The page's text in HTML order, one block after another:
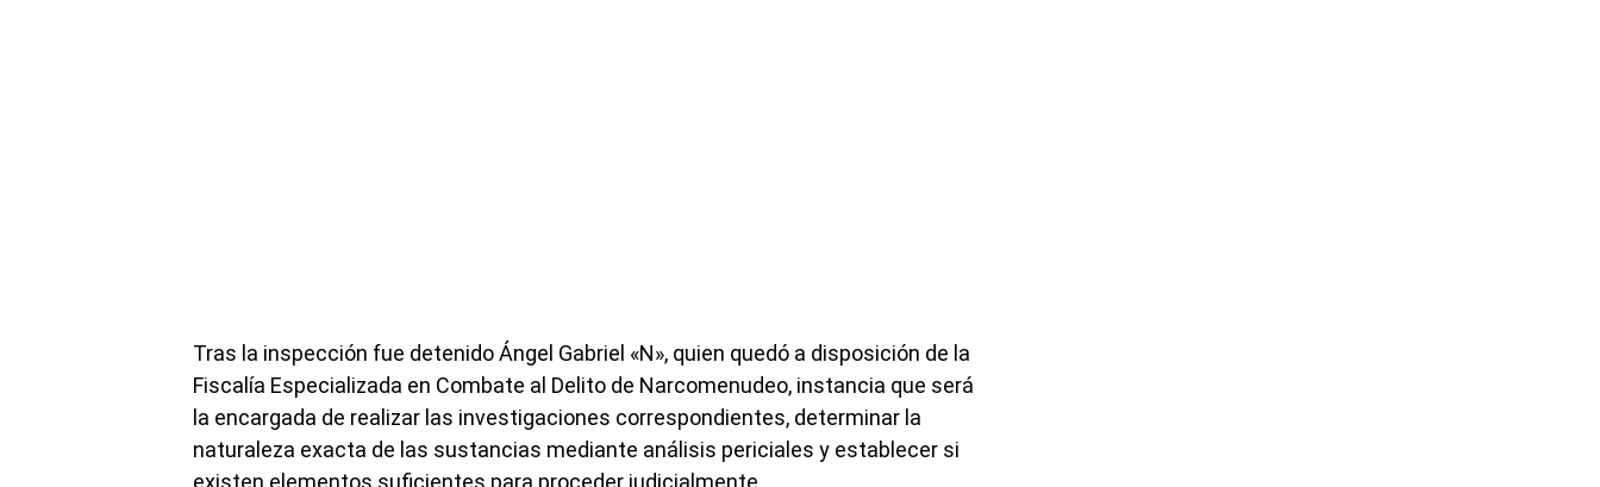
Tras la inspección fue detenido Ángel Gabriel «N», quien quedó a disposición de la
Fiscalía Especializada en Combate al Delito de Narcomenudeo, instancia que será
la encargada de realizar las investigaciones correspondientes, determinar la
naturaleza exacta de las sustancias mediante análisis periciales y establecer si
existen elementos suficientes para proceder judicialmente.